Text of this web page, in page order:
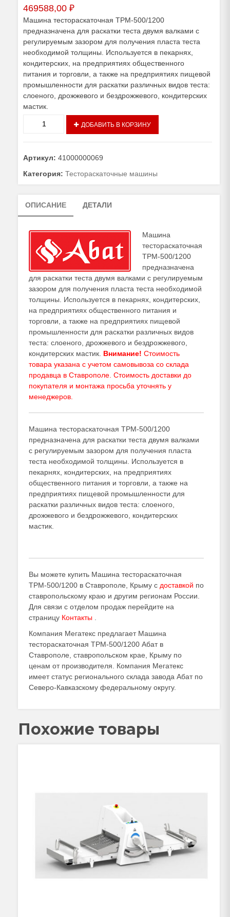
469588,00 ₽
Машина тестораскаточная ТРМ-500/1200
предназначена для раскатки теста двумя валками с
регулируемым зазором для получения пласта теста
необходимой толщины. Используется в пекарнях,
кондитерских, на предприятиях общественного
питания и торговли, а также на предприятиях пищевой
промышленности для раскатки различных видов теста:
слоеного, дрожжевого и бездрожжевого, кондитерских
мастик.
Машина
ТРМ-500/1200
ДОБАВИТЬ В КОРЗИНУ
Артикул: 41000000069
Категория: Тестораскаточные машины
ОПИСАНИЕ ДЕТАЛИ
Машина
тестораскаточная
ТРМ-500/1200
предназначена
для раскатки теста двумя валками с регулируемым
зазором для получения пласта теста необходимой
толщины. Используется в пекарнях, кондитерских,
на предприятиях общественного питания и
торговли, а также на предприятиях пищевой
промышленности для раскатки различных видов
теста: слоеного, дрожжевого и бездрожжевого,
кондитерских мастик. Внимание! Стоимость
товара указана с учетом самовывоза со склада
продавца в Ставрополе. Стоимость доставки до
покупателя и монтажа просьба уточнять у
менеджеров
Машина тестораскаточная ТРМ-500/1200
предназначена для раскатки теста двумя валками
с регулируемым зазором для получения пласта
теста необходимой толщины. Используется в
пекарнях, кондитерских, на предприятиях
общественного питания и торговли, а также на
предприятиях пищевой промышленности для
раскатки различных видов теста: слоеного,
дрожжевого и бездрожжевого, кондитерских
мастик.
Вы можете купить Машина тестораскаточная
ТРМ-500/1200 в Ставрополе, Крыму с доставкой по
ставропольскому краю и другим регионам России.
Для связи с отделом продаж перейдите на
страницу Контакты
Компания Мегатекс предлагает Машина
тестораскаточная ТРМ-500/1200 Абат в
Ставрополе, ставропольском крае, Крыму по
ценам от производителя. Компания Мегатекс
имеет статус регионального склада завода Абат по
Северо-Кавказскому федеральному округу.
Похожие товары